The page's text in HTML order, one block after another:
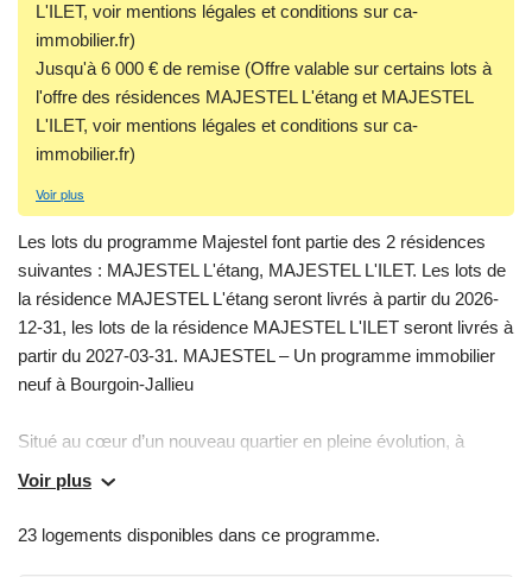
L'ILET, voir mentions légales et conditions sur ca-
immobilier.fr)
Jusqu'à 6 000 € de remise (Offre valable sur certains lots à
l'offre des résidences MAJESTEL L'étang et MAJESTEL
L'ILET, voir mentions légales et conditions sur ca-
immobilier.fr)
Voir plus
Les lots du programme Majestel font partie des 2 résidences
suivantes : MAJESTEL L'étang, MAJESTEL L'ILET. Les lots de
la résidence MAJESTEL L'étang seront livrés à partir du 2026-
12-31, les lots de la résidence MAJESTEL L'ILET seront livrés à
partir du 2027-03-31. MAJESTEL – Un programme immobilier
neuf à Bourgoin‑Jallieu
Situé au cœur d’un nouveau quartier en pleine évolution, à
proximité immédiate du parc des Lilattes, le programme neuf
accessibilité. Développé en plusieurs tranches
Voir plus
23 logements disponibles dans ce programme.